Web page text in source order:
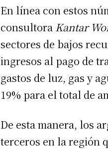
En línea con estos
consultora Kantar
sectores de bajos
ingresos al pago de
gastos de luz, gas y
19% para el total de
De esta manera, los
terceros en la región